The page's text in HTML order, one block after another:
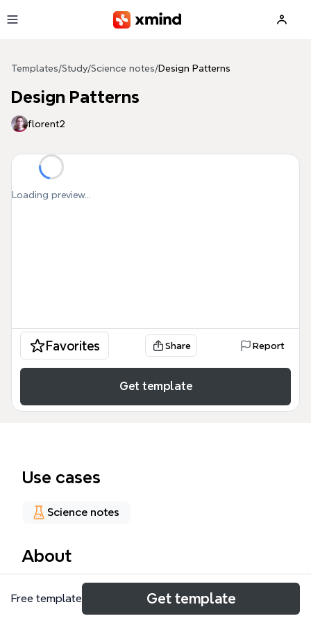
Templates/Study/Science notes/Design Patterns
Design Patterns
florent2
Loading preview...
Favorites Share Report
Get template
Use cases
Science notes
About
Ce mind map Design Patterns, structuré en 141
nœuds, explore les schémas récurrents pour
Free template Get template